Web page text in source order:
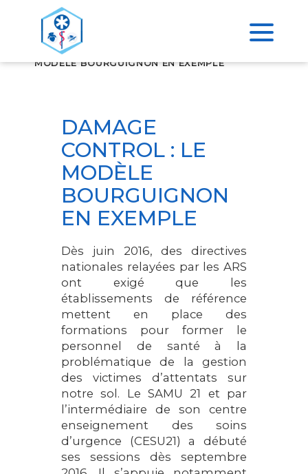
ACCUEIL
MODÈLE BOURGUIGNON EN EXEMPLE
DAMAGE
CONTROL : LE
MODÈLE
BOURGUIGNON
EN EXEMPLE
Dès juin 2016, des directives
nationales relayées par les ARS
ont exigé que les
établissements de référence
mettent en place des
formations pour former le
personnel de santé à la
problématique de la gestion
des victimes d’attentats sur
notre sol. Le SAMU 21 et par
l’intermédiaire de son centre
enseignement des soins
d’urgence (CESU21) a débuté
ses sessions dès septembre